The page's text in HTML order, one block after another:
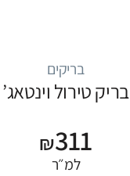
בריקים
בריק טירול וינטאג’
₪311
למ״ר